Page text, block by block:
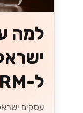
למה
ל-Lynxbe CRM
עסקים